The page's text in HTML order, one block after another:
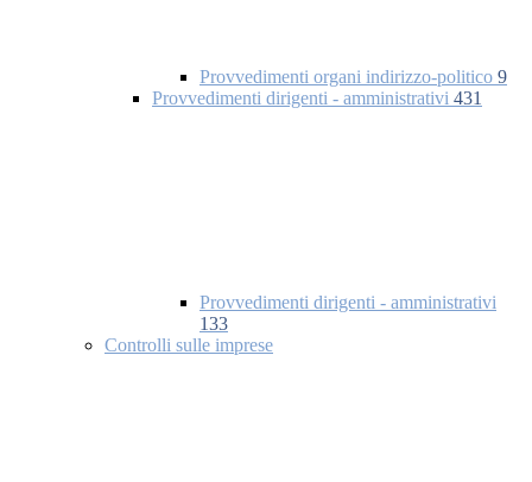
Provvedimenti organi indirizzo-politico 9
Provvedimenti dirigenti - amministrativi 431
Provvedimenti dirigenti - amministrativi
133
Controlli sulle imprese